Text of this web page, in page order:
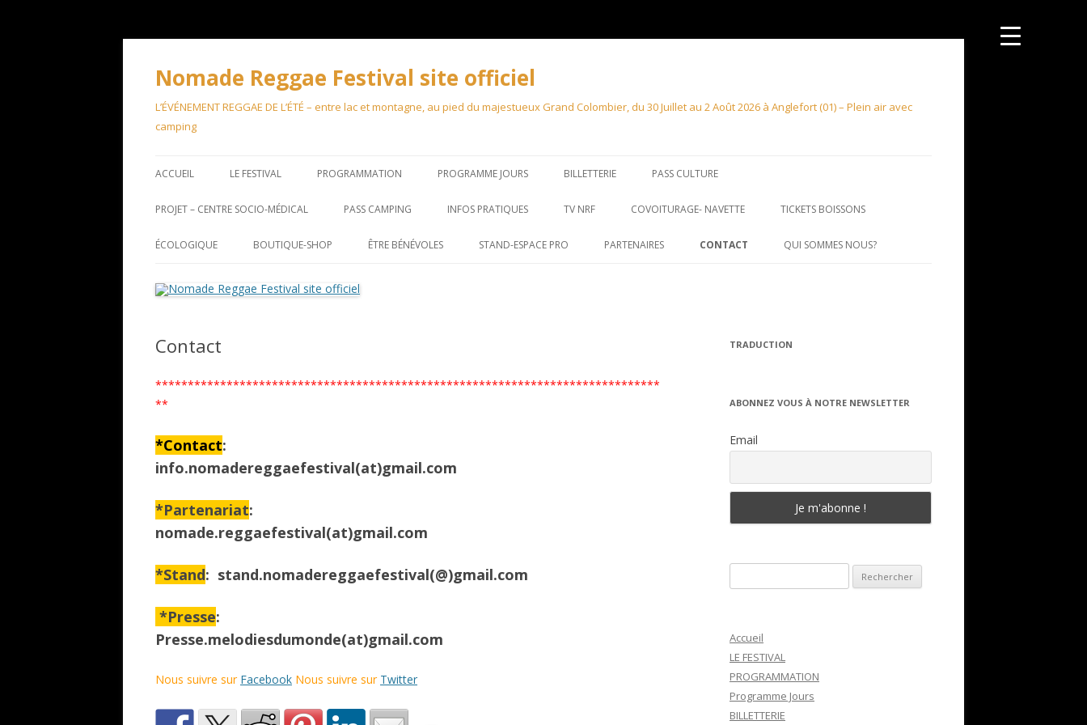
Aller
Nomade Reggae Festival site officiel
L’ÉVÉNEMENT REGGAE DE L’ÉTÉ – entre lac et montagne, au pied du majestueux Grand Colombier, du 30 Juillet au 2 Août 2026 à Anglefort (01) – Plein air avec
camping
ACCUEIL LE FESTIVAL PROGRAMMATION PROGRAMME JOURS BILLETTERIE PASS CULTURE
PROJET – CENTRE SOCIO-MÉDICAL PASS CAMPING INFOS PRATIQUES TV NRF COVOITURAGE- NAVETTE TICKETS BOISSONS
ÉCOLOGIQUE BOUTIQUE-SHOP ÊTRE BÉNÉVOLES STAND-ESPACE PRO
PARTENARIATS / MÉCÉNAT
PARTENAIRES CONTACT QUI SOMMES NOUS?
Contact
******************************************************************************
**
*Contact:
info.nomadereggaefestival(at)gmail.com
*Partenariat:
nomade.reggaefestival(at)gmail.com
*Stand: stand.nomadereggaefestival(@)gmail.com
*Presse:
Presse.melodiesdumonde(at)gmail.com
Nous suivre sur Facebook Nous suivre sur Twitter
TRADUCTION
ABONNEZ VOUS À NOTRE NEWSLETTER
Email
Accueil
LE FESTIVAL
PROGRAMMATION
Programme Jours
BILLETTERIE